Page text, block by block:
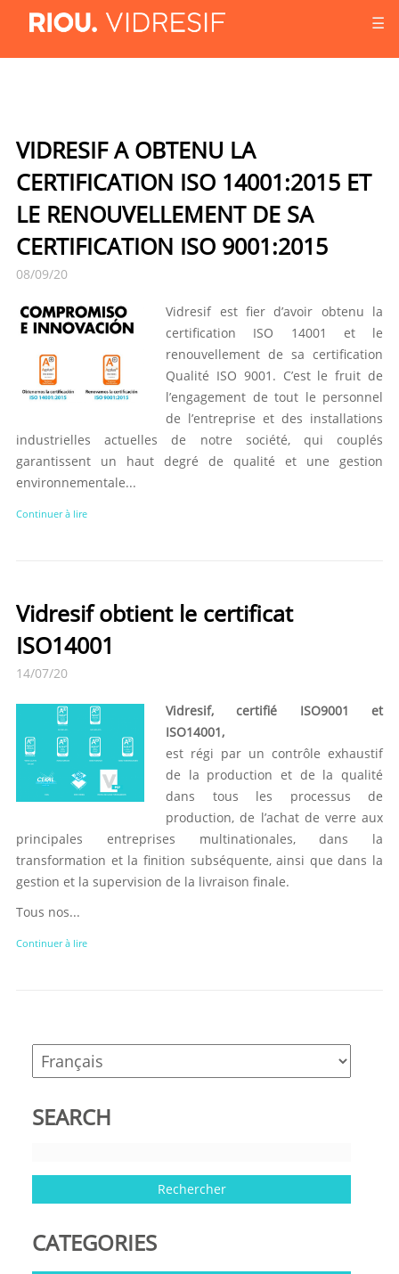
☰
VIDRESIF A OBTENU LA
CERTIFICATION ISO 14001:2015 ET
LE RENOUVELLEMENT DE SA
CERTIFICATION ISO 9001:2015
08/09/20
Vidresif est fier d’avoir obtenu la
certification ISO 14001 et le
renouvellement de sa certification
Qualité ISO 9001. C’est le fruit de
l’engagement de tout le personnel
de l’entreprise et des installations
industrielles actuelles de notre société, qui couplés
garantissent un haut degré de qualité et une gestion
environnementale...
Continuer à lire
Vidresif obtient le certificat
ISO14001
14/07/20
Vidresif, certifié ISO9001 et
ISO14001,
est régi par un contrôle exhaustif
de la production et de la qualité
dans tous les processus de
production, de l’achat de verre aux
principales entreprises multinationales, dans la
transformation et la finition subséquente, ainsi que dans la
gestion et la supervision de la livraison finale.
Tous nos...
Continuer à lire
SEARCH
CATEGORIES